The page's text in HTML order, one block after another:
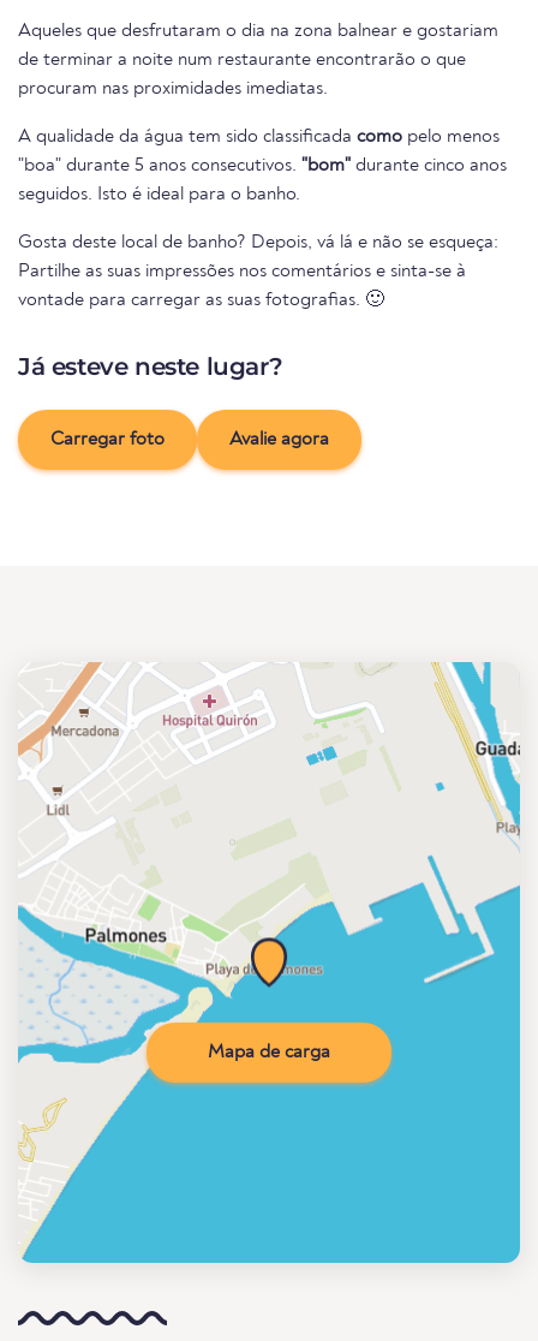
Aqueles que desfrutaram o dia na zona balnear e gostariam
de terminar a noite num restaurante encontrarão o que
procuram nas proximidades imediatas.
A qualidade da água tem sido classificada como pelo menos
"boa" durante 5 anos consecutivos. "bom" durante cinco anos
seguidos. Isto é ideal para o banho.
Gosta deste local de banho? Depois, vá lá e não se esqueça:
Partilhe as suas impressões nos comentários e sinta-se à
vontade para carregar as suas fotografias. 🙂
Já esteve neste lugar?
Carregar foto Avalie agora
Mapa de carga